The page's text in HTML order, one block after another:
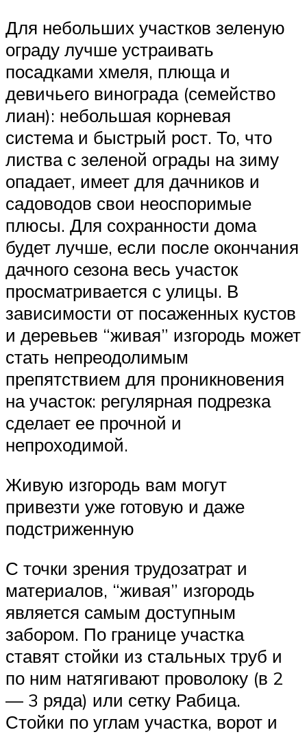
Для небольших участков зеленую
ограду лучше устраивать
посадками хмеля, плюща и
девичьего винограда (семейство
лиан): небольшая корневая
система и быстрый рост. То, что
листва с зеленой ограды на зиму
опадает, имеет для дачников и
садоводов свои неоспоримые
плюсы. Для сохранности дома
будет лучше, если после окончания
дачного сезона весь участок
просматривается с улицы. В
зависимости от посаженных кустов
и деревьев “живая” изгородь может
стать непреодолимым
препятствием для проникновения
на участок: регулярная подрезка
сделает ее прочной и
непроходимой.
Живую изгородь вам могут
привезти уже готовую и даже
подстриженную
С точки зрения трудозатрат и
материалов, “живая” изгородь
является самым доступным
забором. По границе участка
ставят стойки из стальных труб и
по ним натягивают проволоку (в 2
— 3 ряда) или сетку Рабица.
Стойки по углам участка, ворот и